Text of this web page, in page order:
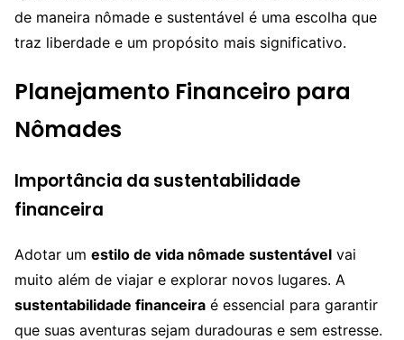
de maneira nômade e sustentável é uma escolha que
traz liberdade e um propósito mais significativo.
Planejamento Financeiro para
Nômades
Importância da sustentabilidade
financeira
Adotar um estilo de vida nômade sustentável vai
muito além de viajar e explorar novos lugares. A
sustentabilidade financeira é essencial para garantir
que suas aventuras sejam duradouras e sem estresse.